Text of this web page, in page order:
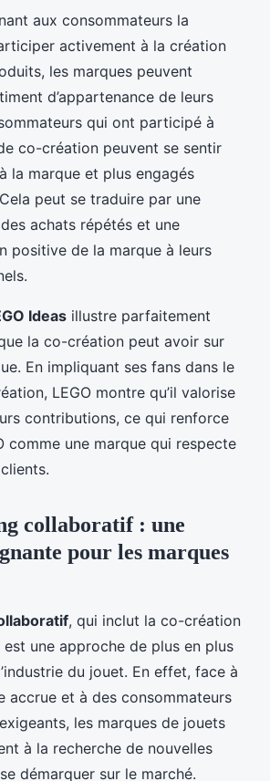
aux consommateurs la
activement à la création
les marques peuvent
d’appartenance de leurs
qui ont participé à
co-création peuvent se sentir
la marque et plus engagés
peut se traduire par une
achats répétés et une
positive de la marque à leurs
Ideas illustre parfaitement
la co-création peut avoir sur
En impliquant ses fans dans le
LEGO montre qu’il valorise
contributions, ce qui renforce
comme une marque qui respecte
collaboratif : une
pour les marques
, qui inclut la co-création
une approche de plus en plus
du jouet. En effet, face à
accrue et à des consommateurs
les marques de jouets
à la recherche de nouvelles
démarquer sur le marché.